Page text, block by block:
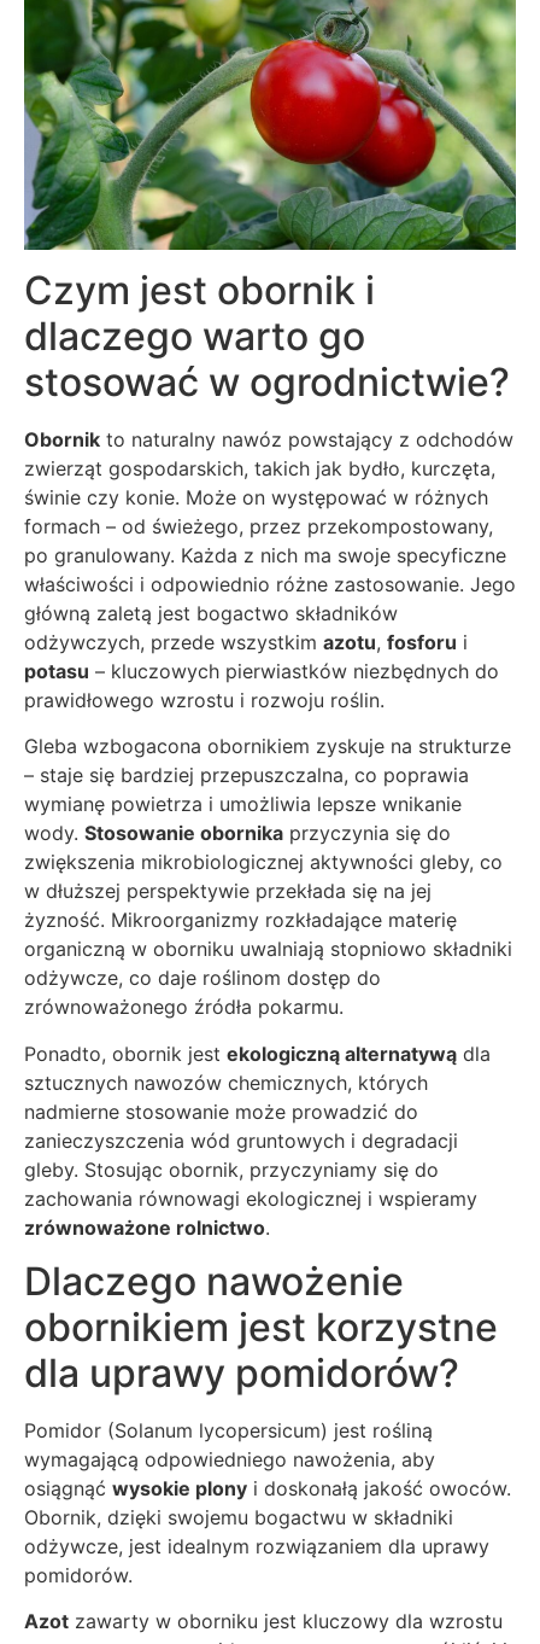
Czym jest obornik i
dlaczego warto go
stosować w ogrodnictwie?
Obornik to naturalny nawóz powstający z odchodów
zwierząt gospodarskich, takich jak bydło, kurczęta,
świnie czy konie. Może on występować w różnych
formach – od świeżego, przez przekompostowany,
po granulowany. Każda z nich ma swoje specyficzne
właściwości i odpowiednio różne zastosowanie. Jego
główną zaletą jest bogactwo składników
odżywczych, przede wszystkim azotu, fosforu i
potasu – kluczowych pierwiastków niezbędnych do
prawidłowego wzrostu i rozwoju roślin.
Gleba wzbogacona obornikiem zyskuje na strukturze
– staje się bardziej przepuszczalna, co poprawia
wymianę powietrza i umożliwia lepsze wnikanie
wody. Stosowanie obornika przyczynia się do
zwiększenia mikrobiologicznej aktywności gleby, co
w dłuższej perspektywie przekłada się na jej
żyzność. Mikroorganizmy rozkładające materię
organiczną w oborniku uwalniają stopniowo składniki
odżywcze, co daje roślinom dostęp do
zrównoważonego źródła pokarmu.
Ponadto, obornik jest ekologiczną alternatywą dla
sztucznych nawozów chemicznych, których
nadmierne stosowanie może prowadzić do
zanieczyszczenia wód gruntowych i degradacji
gleby. Stosując obornik, przyczyniamy się do
zachowania równowagi ekologicznej i wspieramy
zrównoważone rolnictwo.
Dlaczego nawożenie
obornikiem jest korzystne
dla uprawy pomidorów?
Pomidor (Solanum lycopersicum) jest rośliną
wymagającą odpowiedniego nawożenia, aby
osiągnąć wysokie plony i doskonałą jakość owoców.
Obornik, dzięki swojemu bogactwu w składniki
odżywcze, jest idealnym rozwiązaniem dla uprawy
pomidorów.
Azot zawarty w oborniku jest kluczowy dla wzrostu